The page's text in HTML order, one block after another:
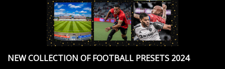
NEW COLLECTION OF FOOTBALL PRESETS 2024